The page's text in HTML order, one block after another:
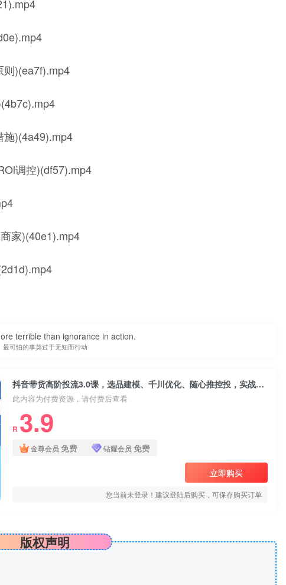
则)(ea7f).mp4
施)(4a49).mp4
调控)(df57).mp4
家)(40e1).mp4
terrible than ignorance in action.
最可怕的事莫过于无知而行动
抖音带货高阶投流3.0课，选品建模、千川优化、随心推控投，实战进阶，实现起品率50%，ROI超5
此内容为付费资源，请付费后查看
R 3.9
金尊会员 免费 钻耀会员 免费
立即购买
您当前未登录！建议登陆后购买，可保存购买订单
版权声明